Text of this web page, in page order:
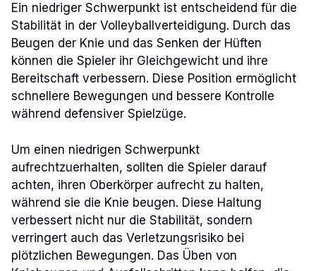
Ein niedriger Schwerpunkt ist entscheidend für die
Stabilität in der Volleyballverteidigung. Durch das
Beugen der Knie und das Senken der Hüften
können die Spieler ihr Gleichgewicht und ihre
Bereitschaft verbessern. Diese Position ermöglicht
schnellere Bewegungen und bessere Kontrolle
während defensiver Spielzüge.
Um einen niedrigen Schwerpunkt
aufrechtzuerhalten, sollten die Spieler darauf
achten, ihren Oberkörper aufrecht zu halten,
während sie die Knie beugen. Diese Haltung
verbessert nicht nur die Stabilität, sondern
verringert auch das Verletzungsrisiko bei
plötzlichen Bewegungen. Das Üben von